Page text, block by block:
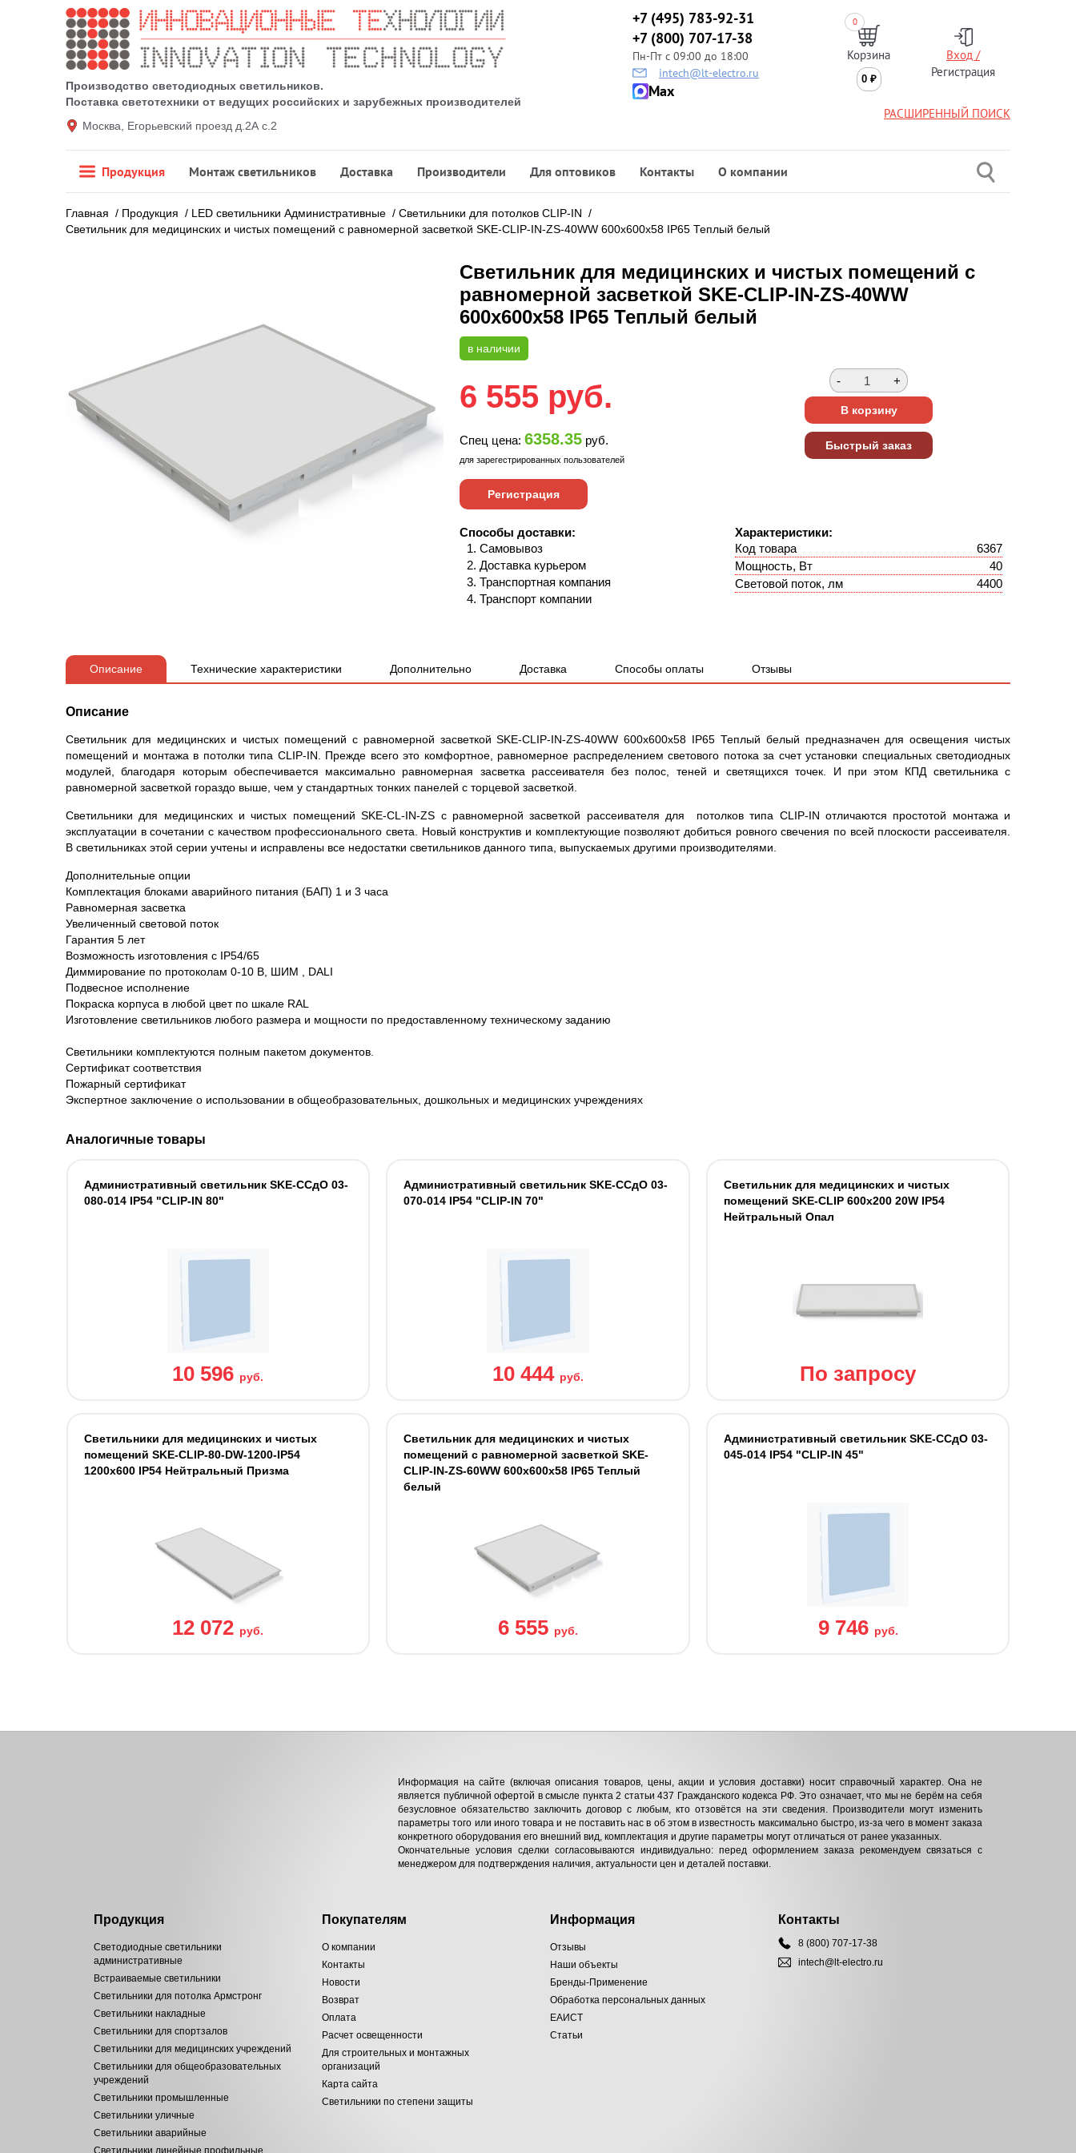
Производство светодиодных светильников.
Поставка светотехники от ведущих российских и зарубежных производителей
Москва, Егорьевский проезд д.2А с.2
+7 (495) 783-92-31
+7 (800) 707-17-38
Пн-Пт с 09:00 до 18:00
intech@lt-electro.ru
Max
0
Корзина
0 ₽
Вход /
Регистрация
РАСШИРЕННЫЙ ПОИСК
Продукция Монтаж светильников Доставка Производители Для оптовиков Контакты О компании
Главная / Продукция / LED светильники Административные / Светильники для потолков CLIP-IN /
Светильник для медицинских и чистых помещений c равномерной засветкой SKE-CLIP-IN-ZS-40WW 600х600х58 IP65 Теплый белый
Светильник для медицинских и чистых помещений c
равномерной засветкой SKE-CLIP-IN-ZS-40WW
600х600х58 IP65 Теплый белый
в наличии
6 555 руб.
Спец цена: 6358.35 руб.
для зарегестрированных пользователей
Регистрация
Способы доставки:
Самовывоз
Доставка курьером
Транспортная компания
Транспорт компании
Характеристики:
Код товара
6367
Мощность, Вт
40
Световой поток, лм
4400
Описание Технические характеристики Дополнительно Доставка Способы оплаты Отзывы
Описание
Светильник для медицинских и чистых помещений c равномерной засветкой SKE-CLIP-IN-ZS-40WW 600х600х58 IP65 Теплый белый предназначен для освещения чистых
помещений и монтажа в потолки типа CLIP-IN. Прежде всего это комфортное, равномерное распределением светового потока за счет установки специальных светодиодных
модулей, благодаря которым обеспечивается максимально равномерная засветка рассеивателя без полос, теней и светящихся точек. И при этом КПД светильника с
равномерной засветкой гораздо выше, чем у стандартных тонких панелей с торцевой засветкой.
Светильники для медицинских и чистых помещений SKE-CL-IN-ZS с равномерной засветкой рассеивателя для потолков типа CLIP-IN отличаются простотой монтажа и
эксплуатации в сочетании с качеством профессионального света. Новый конструктив и комплектующие позволяют добиться ровного свечения по всей плоскости рассеивателя.
В светильниках этой серии учтены и исправлены все недостатки светильников данного типа, выпускаемых другими производителями.
Дополнительные опции
Комплектация блоками аварийного питания (БАП) 1 и 3 часа
Равномерная засветка
Увеличенный световой поток
Гарантия 5 лет
Возможность изготовления с IP54/65
Диммирование по протоколам 0-10 В, ШИМ , DALI
Подвесное исполнение
Покраска корпуса в любой цвет по шкале RAL
Изготовление светильников любого размера и мощности по предоставленному техническому заданию
Светильники комплектуются полным пакетом документов.
Сертификат соответствия
Пожарный сертификат
Экспертное заключение о использовании в общеобразовательных, дошкольных и медицинских учреждениях
Аналогичные товары
Административный светильник SKE-ССдО 03-
080-014 IP54 "CLIP-IN 80"
10 596 руб.
Административный светильник SKE-ССдО 03-
070-014 IP54 "CLIP-IN 70"
10 444 руб.
Светильник для медицинских и чистых
помещений SKE-CLIP 600x200 20W IP54
Нейтральный Опал
По запросу
Светильники для медицинских и чистых
помещений SKE-CLIP-80-DW-1200-IP54
1200x600 IP54 Нейтральный Призма
12 072 руб.
Светильник для медицинских и чистых
помещений c равномерной засветкой SKE-
CLIP-IN-ZS-60WW 600x600x58 IP65 Теплый
белый
6 555 руб.
Административный светильник SKE-ССдО 03-
045-014 IP54 "CLIP-IN 45"
9 746 руб.
Информация на сайте (включая описания товаров, цены, акции и условия доставки) носит справочный характер. Она не
является публичной офертой в смысле пункта 2 статьи 437 Гражданского кодекса РФ. Это означает, что мы не берём на себя
безусловное обязательство заключить договор с любым, кто отзовётся на эти сведения. Производители могут изменить
параметры того или иного товара и не поставить нас в об этом в известность максимально быстро, из-за чего в момент заказа
конкретного оборудования его внешний вид, комплектация и другие параметры могут отличаться от ранее указанных.
Окончательные условия сделки согласовываются индивидуально: перед оформлением заказа рекомендуем связаться с
менеджером для подтверждения наличия, актуальности цен и деталей поставки.
Продукция
Светодиодные светильники
административные
Встраиваемые светильники
Светильники для потолка Армстронг
Светильники накладные
Светильники для спортзалов
Светильники для медицинских учреждений
Светильники для общеобразовательных
учреждений
Светильники промышленные
Светильники уличные
Светильники аварийные
Покупателям
О компании
Контакты
Новости
Возврат
Оплата
Расчет освещенности
Для строительных и монтажных
организаций
Карта сайта
Светильники по степени защиты
Информация
Отзывы
Наши объекты
Бренды-Применение
Обработка персональных данных
ЕАИСТ
Статьи
Контакты
8 (800) 707-17-38
intech@lt-electro.ru